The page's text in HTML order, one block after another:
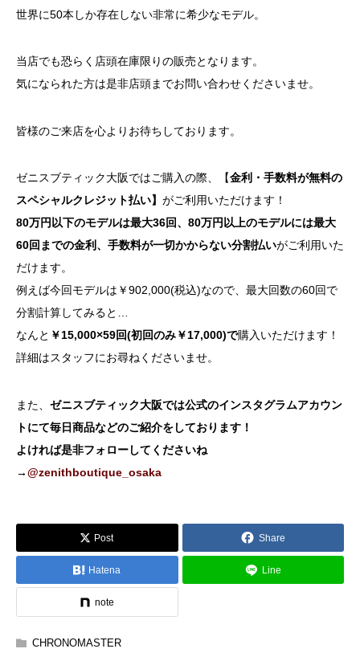
世界に50本しか存在しない非常に希少なモデル。
当店でも恐らく店頭在庫限りの販売となります。
気になられた方は是非店頭までお問い合わせくださいませ。
皆様のご来店を心よりお待ちしております。
ゼニスブティック大阪ではご購入の際、【金利・手数料が無料の
スペシャルクレジット払い】 がご利用いただけます！
80万円以下のモデルは最大36回、80万円以上のモデルには最大
60回までの金利、手数料が一切かからない分割払いがご利用いた
だけます。
例えば今回モデルは￥902,000(税込)なので、最大回数の60回で
分割計算してみると…
なんと ￥15,000×59回(初回のみ￥17,000)で購入いただけます！
詳細はスタッフにお尋ねくださいませ。
また、 ゼニスブティック大阪では公式のインスタグラムアカウン
トにて毎日商品などのご紹介をしております！
よければ是非フォローしてくださいね
→@zenithboutique_osaka
Post Share
Hatena Line
note
CHRONOMASTER